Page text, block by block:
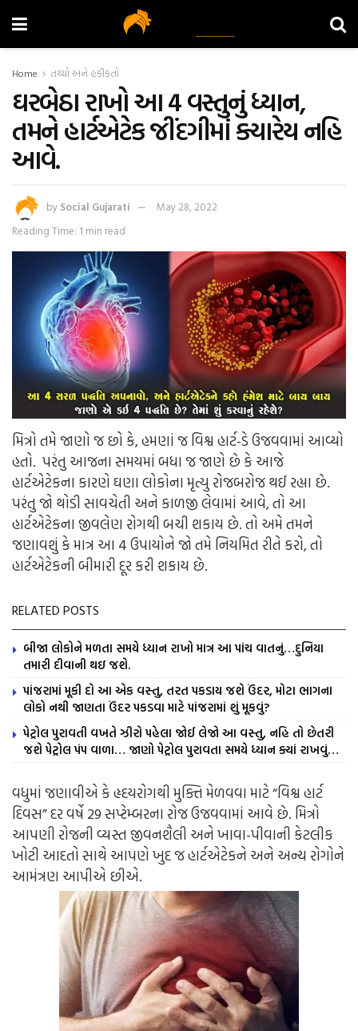
Home તથ્યો અને હકીકતો
ઘરબેઠા રાખો આ 4 વસ્તુનું ધ્યાન,
તમને હાર્ટએટેક જીંદગીમાં ક્યારેય નહિ
આવે.
by Social Gujarati
May 28, 2022
Reading Time: 1 min read
મિત્રો તમે જાણો જ છો કે, હમણાં જ વિશ્વ હાર્ટ-ડે ઉજવવામાં આવ્યો
હતો. પરંતુ આજના સમયમાં બધા જ જાણે છે કે આજે
હાર્ટએટેકના કારણે ઘણા લોકોના મૃત્યુ રોજબરોજ થઈ રહ્યા છે.
પરંતુ જો થોડી સાવચેતી અને કાળજી લેવામાં આવે, તો આ
હાર્ટએટેકના જીવલેણ રોગથી બચી શકાય છે. તો અમે તમને
જણાવશું કે માત્ર આ 4 ઉપાયોને જો તમે નિયમિત રીતે કરો, તો
હાર્ટએટેકની બીમારી દૂર કરી શકાય છે.
RELATED POSTS
બીજા લોકોને મળતા સમયે ધ્યાન રાખો માત્ર આ પાંચ વાતનું…દુનિયા
તમારી દીવાની થઇ જશે.
પાંજરામાં મૂકી દો આ એક વસ્તુ, તરત પકડાય જશે ઉંદર, મોટા ભાગના
લોકો નથી જાણતા ઉંદર પકડવા માટે પાંજરામાં શું મૂકવું?
પેટ્રોલ પુરાવતી વખતે ઝીરો પહેલા જોઈ લેજો આ વસ્તુ, નહિ તો છેતરી
જશે પેટ્રોલ પંપ વાળા… જાણો પેટ્રોલ પુરાવતા સમયે ધ્યાન ક્યાં રાખવું…
વધુમાં જણાવીએ કે હૃદયરોગથી મુક્તિ મેળવવા માટે “વિશ્વ હાર્ટ
દિવસ” દર વર્ષે 29 સપ્ટેમ્બરના રોજ ઉજવવામાં આવે છે. મિત્રો
આપણી રોજની વ્યસ્ત જીવનશૈલી અને ખાવા-પીવાની કેટલીક
ખોટી આદતો સાથે આપણે ખુદ જ હાર્ટએટેકને અને અન્ય રોગોને
આમંત્રણ આપીએ છીએ.